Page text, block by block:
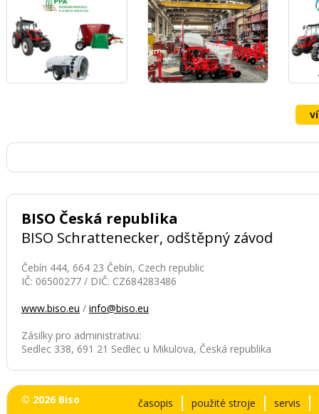
BISO Česká republika
BISO Schrattenecker, odštěpný závod
Čebín 444, 664 23 Čebín, Czech republic
IČ: 06500277 / DIČ: CZ684283486
www.biso.eu / info@biso.eu
Zásilky pro administrativu:
Sedlec 338, 691 21 Sedlec u Mikulova, Česká republika
© 2026 Biso časopis použité stroje servis